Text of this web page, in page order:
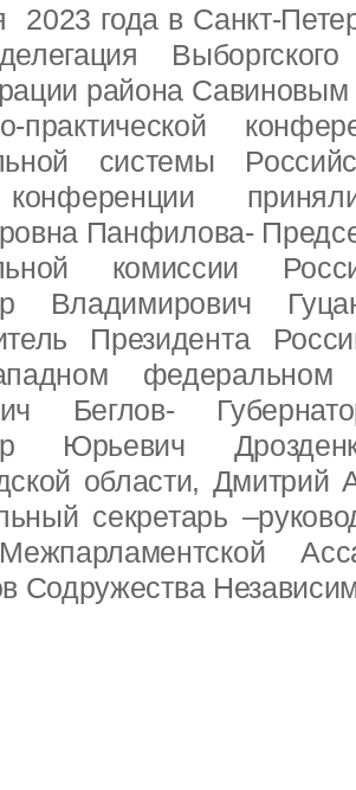
2023 года в Санкт-
района Савиновым
практической
системы
Панфилова-
комиссии
Владимирович
Президента
федеральном
Беглов-
Юрьевич
области, Дмитрий
секретарь
Содружества